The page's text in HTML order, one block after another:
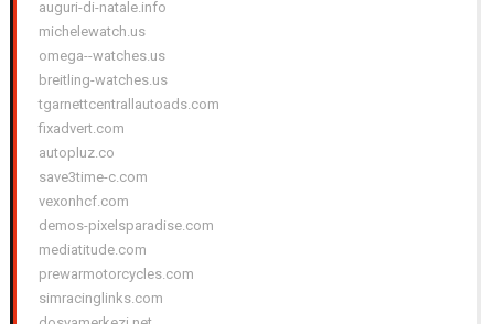
auguri-di-natale.info
michelewatch.us
omega--watches.us
breitling-watches.us
tgarnettcentrallautoads.com
fixadvert.com
autopluz.co
save3time-c.com
vexonhcf.com
demos-pixelsparadise.com
mediatitude.com
prewarmotorcycles.com
simracinglinks.com